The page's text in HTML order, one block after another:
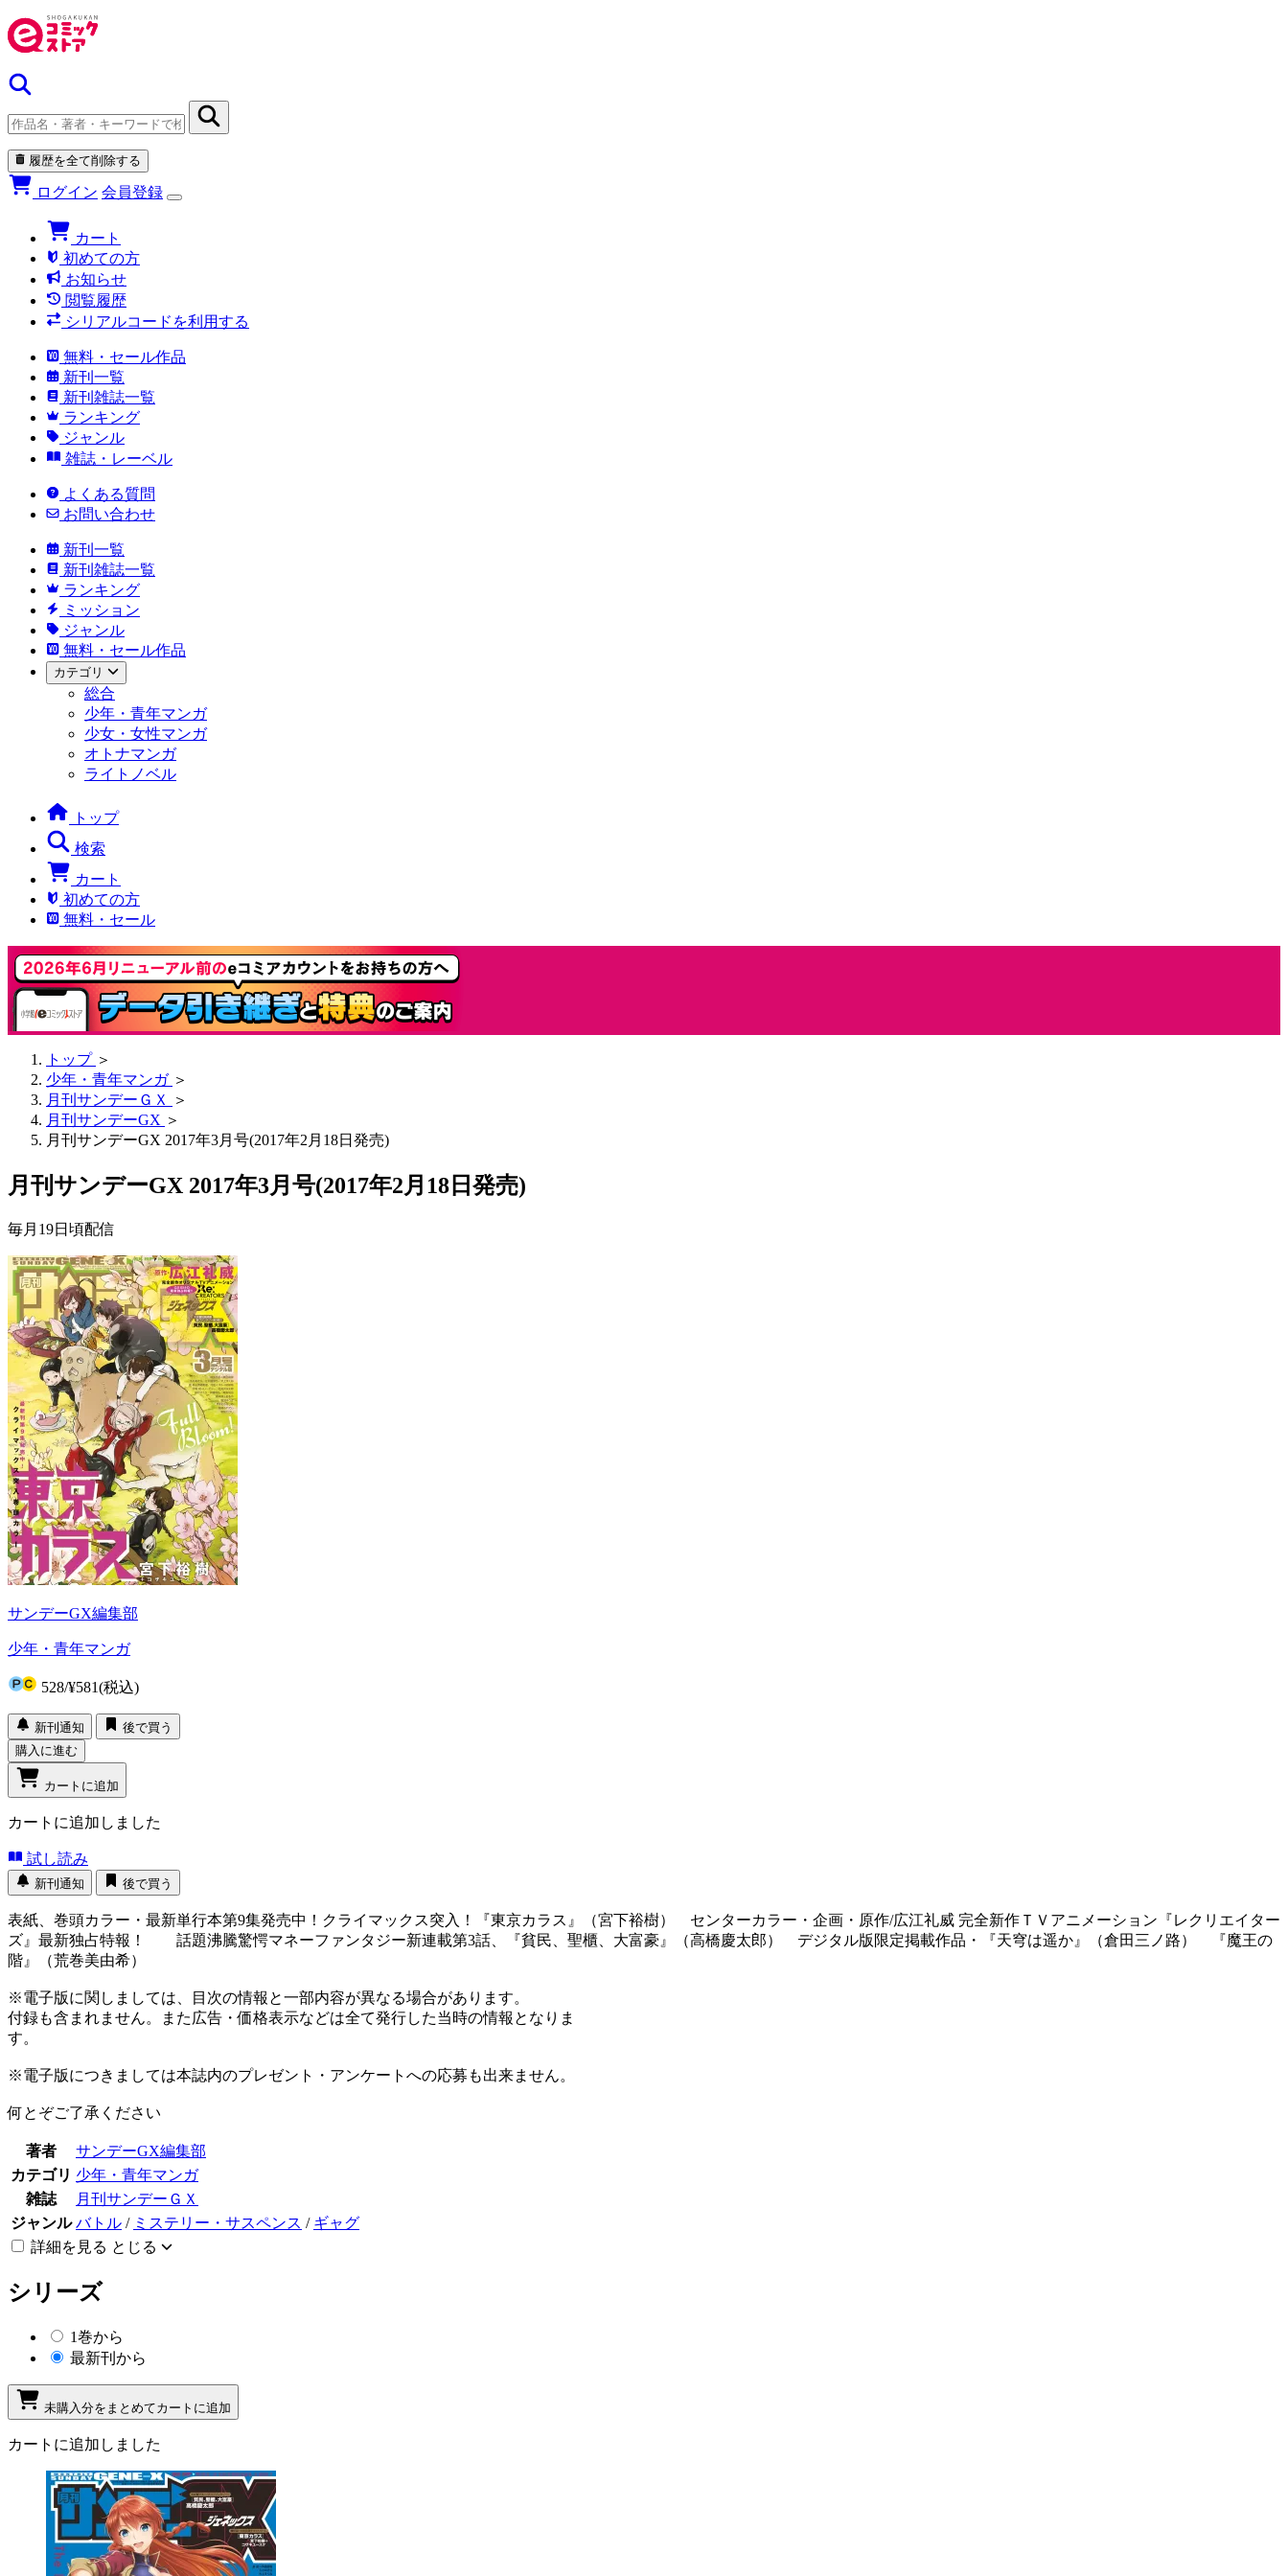
履歴を全て削除する
ログイン 会員登録
カート
初めての方
お知らせ
閲覧履歴
シリアルコードを利用する
無料・セール作品
新刊一覧
新刊雑誌一覧
ランキング
ジャンル
雑誌・レーベル
よくある質問
お問い合わせ
新刊一覧
新刊雑誌一覧
ランキング
ミッション
ジャンル
無料・セール作品
カテゴリ
総合
少年・青年マンガ
少女・女性マンガ
オトナマンガ
ライトノベル
トップ
検索
カート
初めての方
無料・セール
トップ ＞
少年・青年マンガ ＞
月刊サンデーＧＸ
＞
月刊サンデーGX ＞
月刊サンデーGX 2017年3月号(2017年2月18日発売)
月刊サンデーGX 2017年3月号(2017年2月18日発売)
毎月19日頃配信
サンデーGX編集部
少年・青年マンガ
528/¥581(税込)
新刊通知
後で買う
購入に進む
カートに追加
カートに追加しました
試し読み
新刊通知 後で買う
表紙、巻頭カラー・最新単行本第9集発売中！クライマックス突入！『東京カラス』（宮下裕樹） センターカラー・企画・原作/広江礼威 完全新作ＴＶアニメーション『レクリエイター
ズ』最新独占特報！ 話題沸騰驚愕マネーファンタジー新連載第3話、『貧民、聖櫃、大富豪』（高橋慶太郎） デジタル版限定掲載作品・『天穹は遥か』（倉田三ノ路） 『魔王の
階』（荒巻美由希）
※電子版に関しましては、目次の情報と一部内容が異なる場合があります。
付録も含まれません。また広告・価格表示などは全て発行した当時の情報となりま
す。
※電子版につきましては本誌内のプレゼント・アンケートへの応募も出来ません。
何とぞご了承ください
著者
サンデーGX編集部
カテゴリ 少年・青年マンガ
雑誌
月刊サンデーＧＸ
ジャンル バトル / ミステリー・サスペンス / ギャグ
詳細を見る とじる
シリーズ
1巻から
最新刊から
未購入分をまとめてカートに追加
カートに追加しました